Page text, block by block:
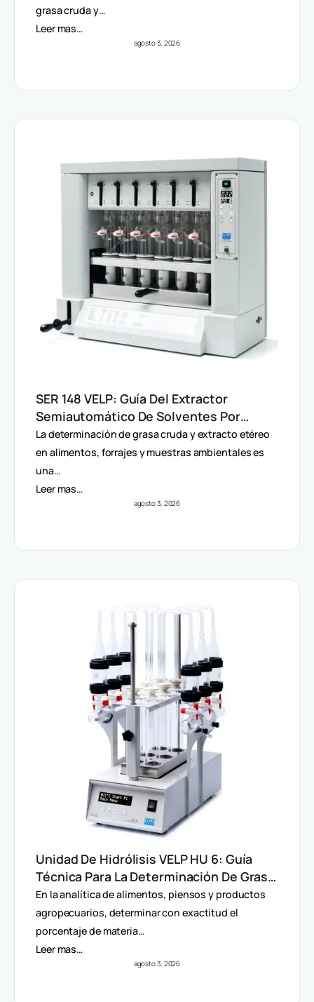
grasa cruda y…
Leer mas…
agosto 3, 2026
SER 148 VELP: Guía Del Extractor
Semiautomático De Solventes Por
Método Randall
La determinación de grasa cruda y extracto etéreo
en alimentos, forrajes y muestras ambientales es
una…
Leer mas…
agosto 3, 2026
Unidad De Hidrólisis VELP HU 6: Guía
Técnica Para La Determinación De Grasa
Total En Alimentos
En la analítica de alimentos, piensos y productos
agropecuarios, determinar con exactitud el
porcentaje de materia…
Leer mas…
agosto 3, 2026